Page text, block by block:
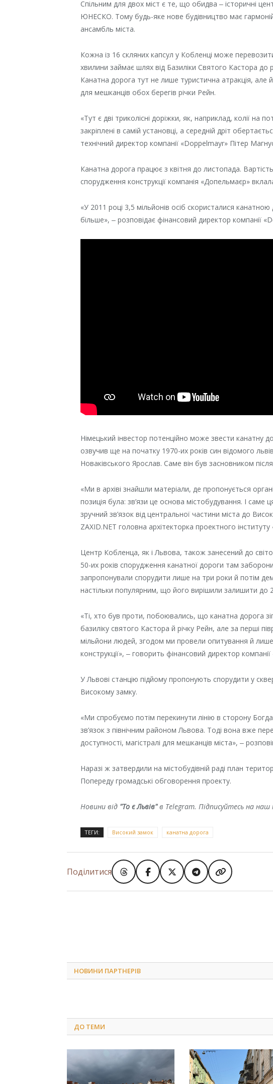
Спільним для двох міст є те, що обидва ‒ історичні
ЮНЕСКО. Тому будь-яке нове будівництво має
ансамбль міста.
Кожна із 16 скляних капсул у Кобленці може
хвилини займає шлях від Базиліки Святого Кастора до
Канатна дорога тут не лише туристична атракція, але
для мешканців обох берегів річки Рейн.
«Тут є дві триколісні доріжки, як, наприклад, колії на
закріплені в самій установці, а середній дріт
технічний директор компанії «Doppelmayr» Пітер
Канатна дорога працює з квітня до листопада.
спорудження конструкції компанія «Допельмаєр»
«У 2011 році 3,5 мільйонів осіб скористалися канатною
більше», ‒ розповідає фінансовий директор компанії
Німецький інвестор потенційно може звести канатну
озвучив ще на початку 1970-их років син відомого
Новаківського Ярослав. Саме він був засновником
«Ми в архіві знайшли матеріали, де пропонується
позиція була: зв’язи це основа містобудування. І саме
зручний зв’язок від центральної частини міста до
ZAXID.NET головна архітекторка проектного
Центр Кобленца, як і Львова, також занесений до
50-их років спорудження канатної дороги там
запропонували спорудити лише на три роки й потім
настільки популярним, що його вирішили залишити до
«Ті, хто був проти, побоювались, що канатна дорога
базиліку святого Кастора й річку Рейн, але за перші
мільйони людей, згодом ми провели опитування й
конструкції», ‒ говорить фінансовий директор
У Львові станцію підйому пропонують спорудити у
Високому замку.
«Ми спробуємо потім перекинути лінію в сторону
зв’язок з північним районом Львова. Тоді вона вже
доступності, магістралі для мешканців міста», ‒
Наразі ж затвердили на містобудівній раді план
Попереду громадські обговорення проекту.
Новини від "То є Львів"в Telegram. Підписуйтесь на
ТЕГИ: Високий замок канатна дорога
Поділитися
НОВИНИ ПАРТНЕРІВ
ДО ТЕМИ